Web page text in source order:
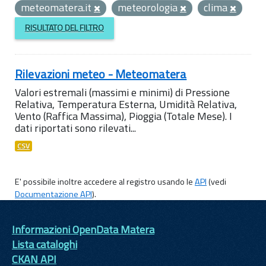
meteomatera.it
meteorologia clima
RISULTATO DEL FILTRO
Rilevazioni meteo - Meteomatera
Valori estremali (massimi e minimi) di Pressione
Relativa, Temperatura Esterna, Umidità Relativa,
Vento (Raffica Massima), Pioggia (Totale Mese). I
dati riportati sono rilevati...
CSV
E' possibile inoltre accedere al registro usando leAPI(vedi
Documentazione API).
Informazioni OpenData Matera
Lista cataloghi
CKAN API